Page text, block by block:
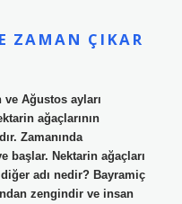
ZAMAN ÇIKAR
ve Ağustos ayları
ağaçlarının
Zamanında
başlar. Nektarin ağaçları
adı nedir? Bayramiç
zengindir ve insan